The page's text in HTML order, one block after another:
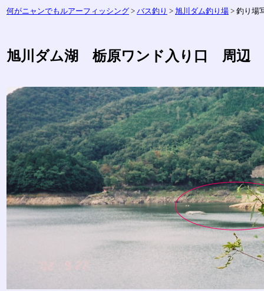
何がニャンでもルアーフィッシング > バス釣り > 旭川ダム釣り場 > 釣り場
旭川ダム湖 栃原ワンド入り口 周辺